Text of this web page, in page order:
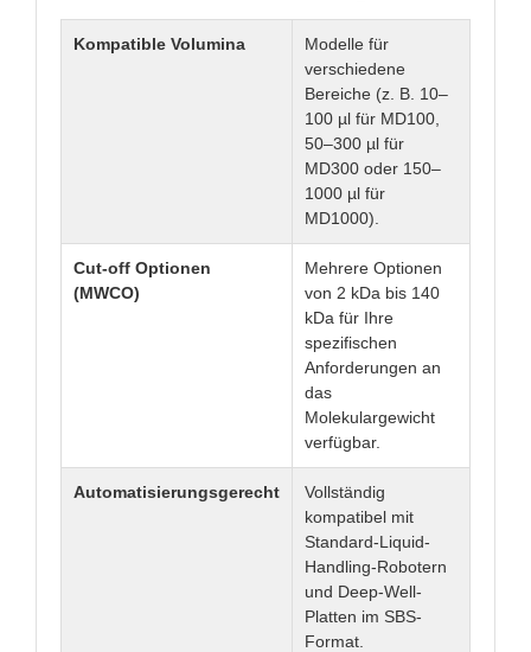
Kompatible Volumina
Modelle für
verschiedene
Bereiche (z. B. 10–
100 µl für MD100,
50–300 µl für
MD300 oder 150–
1000 µl für
MD1000).
Cut-off Optionen
(MWCO)
Mehrere Optionen
von 2 kDa bis 140
kDa für Ihre
spezifischen
Anforderungen an
das
Molekulargewicht
verfügbar.
Automatisierungsgerecht
Vollständig
kompatibel mit
Standard-Liquid-
Handling-Robotern
und Deep-Well-
Platten im SBS-
Format.